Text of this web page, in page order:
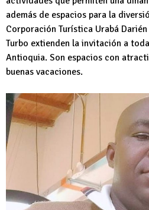
además de espacios para la
Corporación Turística Urabá
Turbo extienden la invitación a
Antioquia. Son espacios con
buenas vacaciones.